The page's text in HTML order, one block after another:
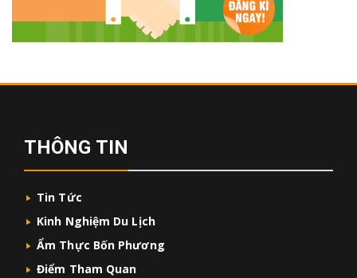
THÔNG TIN
Tin Tức
Kinh Nghiệm Du Lịch
Ẩm Thực Bốn Phương
Điểm Tham Quan